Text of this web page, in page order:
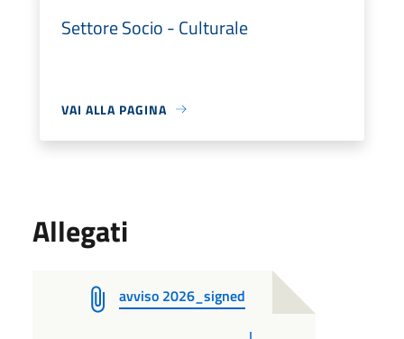
Settore Socio - Culturale
VAI ALLA PAGINA
Allegati
avviso 2026_signed